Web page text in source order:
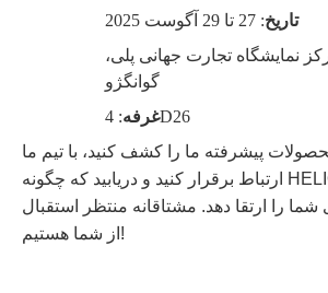
تاریخ: 27 تا 29 آگوست 2025
نمایشگاه تجارت جهانی پلی،
گوانگژو
غرفه: 4D26
پیشرفته ما را کشف کنید، با تیم ما
ارتباط برقرار کنید و دریابید که چگونه HELIOSON می‌تواند
را ارتقا دهد. مشتاقانه منتظر استقبال
از شما هستیم!